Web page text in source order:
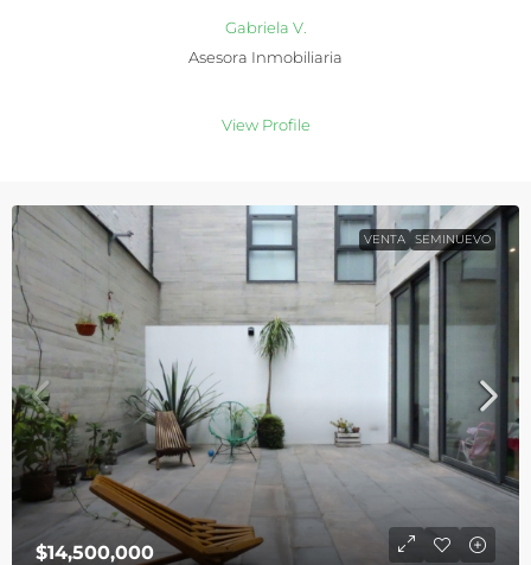
Gabriela V.
Asesora Inmobiliaria
View Profile
VENTA SEMINUEVO
$14,500,000